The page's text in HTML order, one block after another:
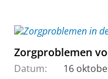
Zorgproblemen
Datum:
16